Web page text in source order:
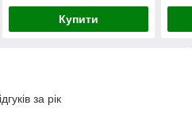
Купити
за рік